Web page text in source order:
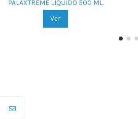
PALAXTREME LIQUIDO 500 ML.
Ver